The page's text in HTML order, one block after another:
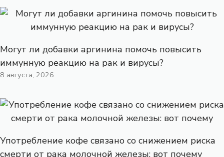
Могут ли добавки аргинина помочь повысить
иммунную реакцию на рак и вирусы?
8 августа, 2026
Употребление кофе связано со снижением риска
смерти от рака молочной железы: вот почему